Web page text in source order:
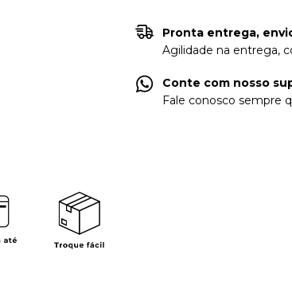
Pronta entrega,
Agilidade na entrega,
Conte com nosso
Fale conosco sempre